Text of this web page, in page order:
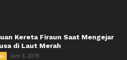
Kereta Firaun Saat Mengejar
di Laut Merah
Juni 3, 2019